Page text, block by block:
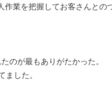
業を把握してお客さんと
のが最もありがたかった。
した。